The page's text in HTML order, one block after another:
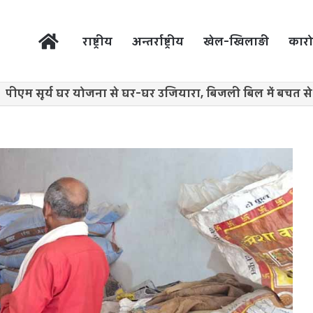
राष्ट्रीय अन्तर्राष्ट्रीय खेल-खिलाड़ी